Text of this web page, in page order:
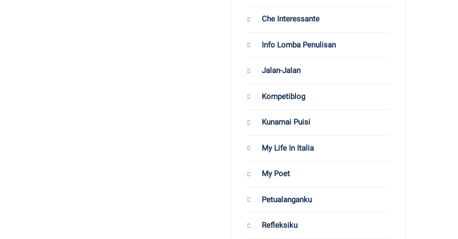
Che Interessante
Info Lomba Penulisan
Jalan-Jalan
Kompetiblog
Kunamai Puisi
My Life In Italia
My Poet
Petualanganku
Refleksiku